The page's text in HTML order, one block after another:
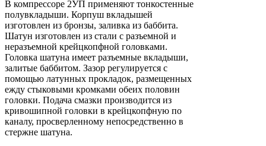
В компрессоре 2УП применяют тонкостенные
полувкладыши. Корпуш вкладышей
изготовлен из бронзы, заливка из баббита.
Шатун изготовлен из стали с разъемной и
неразъемной крейцкопфной головками.
Головка шатуна имеет разъемные вкладыши,
залитые баббитом. Зазор регулируется с
помощью латунных прокладок, размещенных
ежду стыковыми кромками обеих половин
головки. Подача смазки производится из
кривошипной головки в крейцкопфную по
каналу, просверленному непосредственно в
стержне шатуна.